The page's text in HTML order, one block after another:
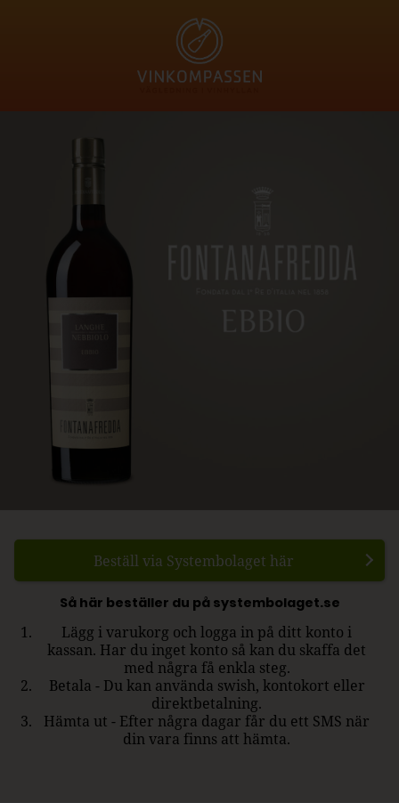
Beställ via Systembolaget här
Så här beställer du på systembolaget.se
Lägg i varukorg och logga in på ditt konto i
kassan. Har du inget konto så kan du skaffa det
med några få enkla steg.
Betala - Du kan använda swish, kontokort eller
direktbetalning.
Hämta ut - Efter några dagar får du ett SMS när
din vara finns att hämta.